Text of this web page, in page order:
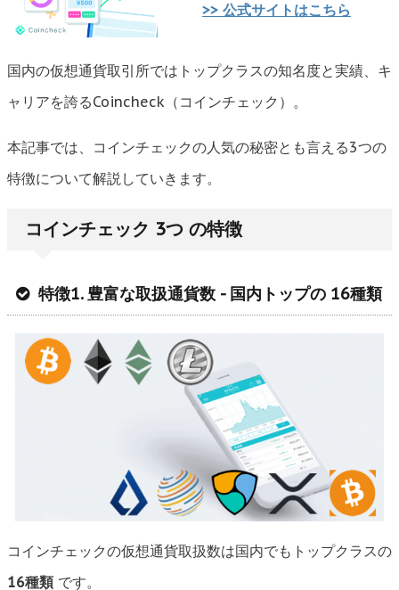
>> 公式サイトはこちら
国内の仮想通貨取引所ではトップクラスの知名度と実績、キ
ャリアを誇るCoincheck（コインチェック）。
本記事では、コインチェックの人気の秘密とも言える3つの
特徴について解説していきます。
コインチェック 3つ の特徴
特徴1. 豊富な取扱通貨数 - 国内トップの 16種類
コインチェックの仮想通貨取扱数は国内でもトップクラスの
16種類 です。